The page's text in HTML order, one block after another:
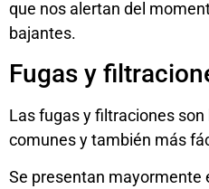
que nos alertan del
bajantes.
Fugas y
Las fugas y filtraciones
comunes y también más
Se presentan mayormente